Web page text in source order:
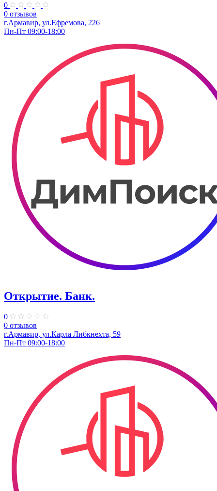
0
0 отзывов
г.Армавир, ул.Ефремова, 226
Пн-Пт 09:00-18:00
Открытие. Банк.
0
0 отзывов
г.Армавир, ул.Карла Либкнехта, 59
Пн-Пт 09:00-18:00